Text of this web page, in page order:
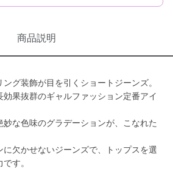
商品説明
グ装飾が目を引くショートジーンズ。
果抜群のギャルファッション定番アイ
な色味のグラデーションが、こなれた
に欠かせないジーンズで、トップスを選
す。